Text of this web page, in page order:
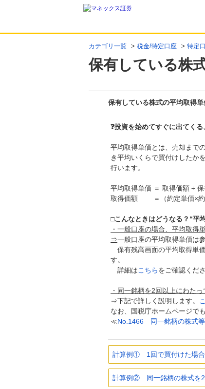
カテゴリ一覧 > 税金/特定口座 > 特定
保有している株
保有している株式の平均取得
❓投資を始めてすぐに出てく
平均取得単価とは、売却まで
き平均いくらで買付けしたか
行います。
平均取得単価 ＝ 取得価額 ÷
取得価額 ＝（約定単価×約
□こんなときはどうなる？“平
・一般口座の場合、平均取得
⇒一般口座の平均取得単価は
保有残高画面の平均取得単
す。
詳細はこちらをご確認くださ
・同一銘柄を2回以上にわた
⇒下記で詳しく説明します。
なお、国税庁ホームページで
≪No.1466 同一銘柄の株式
計算例① 1回で買付けた場合
計算例② 同一銘柄の株式を2